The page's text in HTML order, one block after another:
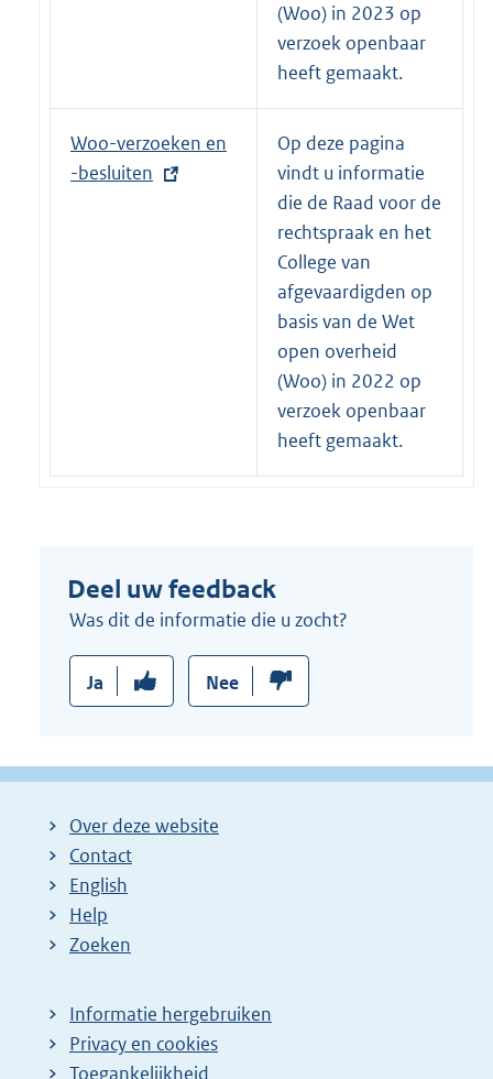
:
(Woo) in 2023 op
verzoek openbaar
heeft gemaakt.
E
x
:
Woo-verzoeken en
-besluiten
Op deze pagina
vindt u informatie
die de Raad voor de
rechtspraak en het
College van
afgevaardigden op
basis van de Wet
open overheid
(Woo) in 2022 op
verzoek openbaar
heeft gemaakt.
Deel uw feedback
Was dit de informatie die u zocht?
Ja Nee
Over deze website
Contact
English
Help
Zoeken
Informatie hergebruiken
Privacy en cookies
Toegankelijkheid